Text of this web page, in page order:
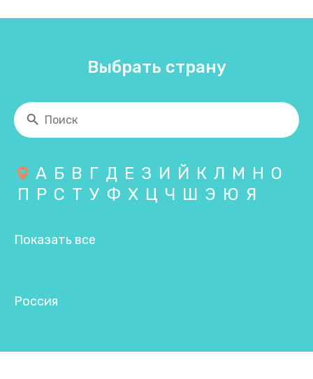
Выбрать страну
А Б В Г Д Е З И Й К Л М Н О
П Р С Т У Ф Х Ц Ч Ш Э Ю Я
Показать все
Россия